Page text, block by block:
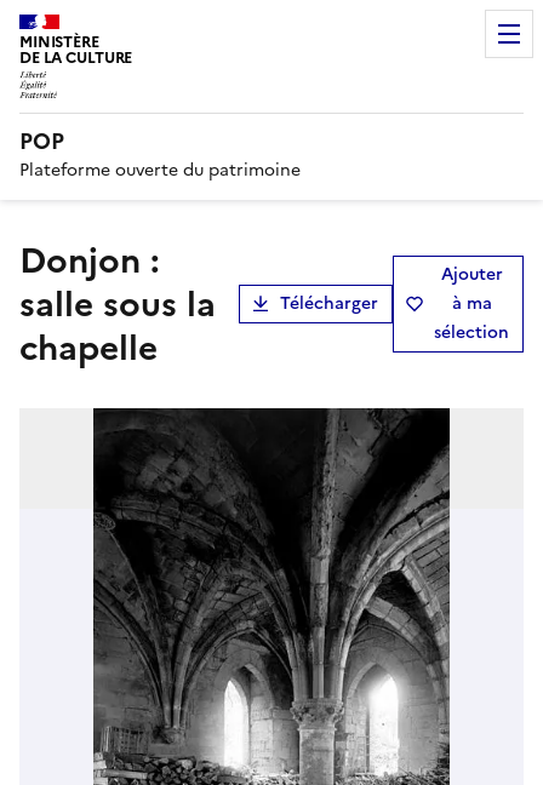
MINISTÈRE
DE LA CULTURE
POP
Plateforme ouverte du patrimoine
Donjon :
salle sous la
chapelle
Télécharger
Ajouter
à ma
sélection